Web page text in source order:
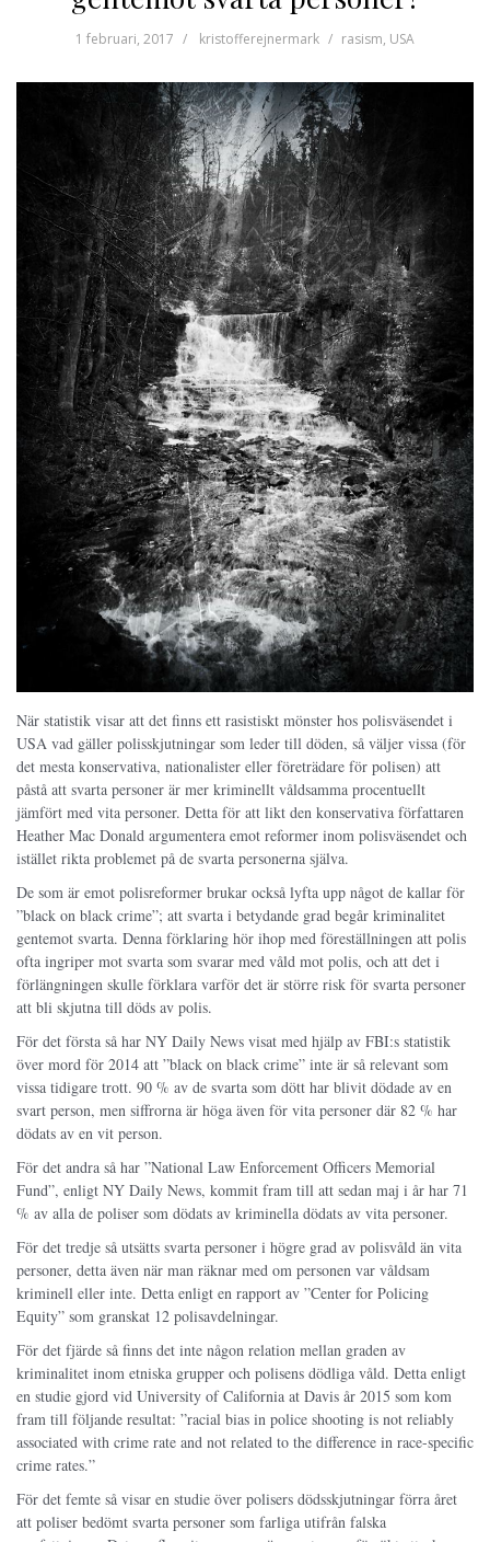
1 februari, 2017 kristofferejnermark rasism, USA
När statistik visar att det finns ett rasistiskt mönster hos polisväsendet i
USA vad gäller polisskjutningar som leder till döden, så väljer vissa (för
det mesta konservativa, nationalister eller företrädare för polisen) att
påstå att svarta personer är mer kriminellt våldsamma procentuellt
jämfört med vita personer. Detta för att likt den konservativa författaren
Heather Mac Donald argumentera emot reformer inom polisväsendet och
istället rikta problemet på de svarta personerna själva.
De som är emot polisreformer brukar också lyfta upp något de kallar för
”black on black crime”; att svarta i betydande grad begår kriminalitet
gentemot svarta. Denna förklaring hör ihop med föreställningen att polis
ofta ingriper mot svarta som svarar med våld mot polis, och att det i
förlängningen skulle förklara varför det är större risk för svarta personer
att bli skjutna till döds av polis.
För det första så har NY Daily News visat med hjälp av FBI:s statistik
över mord för 2014 att ”black on black crime” inte är så relevant som
vissa tidigare trott. 90 % av de svarta som dött har blivit dödade av en
svart person, men siffrorna är höga även för vita personer där 82 % har
dödats av en vit person.
För det andra så har ”National Law Enforcement Officers Memorial
Fund”, enligt NY Daily News, kommit fram till att sedan maj i år har 71
% av alla de poliser som dödats av kriminella dödats av vita personer.
För det tredje så utsätts svarta personer i högre grad av polisvåld än vita
personer, detta även när man räknar med om personen var våldsam
kriminell eller inte. Detta enligt en rapport av ”Center for Policing
Equity” som granskat 12 polisavdelningar.
För det fjärde så finns det inte någon relation mellan graden av
kriminalitet inom etniska grupper och polisens dödliga våld. Detta enligt
en studie gjord vid University of California at Davis år 2015 som kom
fram till följande resultat: ”racial bias in police shooting is not reliably
associated with crime rate and not related to the difference in race-specific
crime rates.”
För det femte så visar en studie över polisers dödsskjutningar förra året
att poliser bedömt svarta personer som farliga utifrån falska